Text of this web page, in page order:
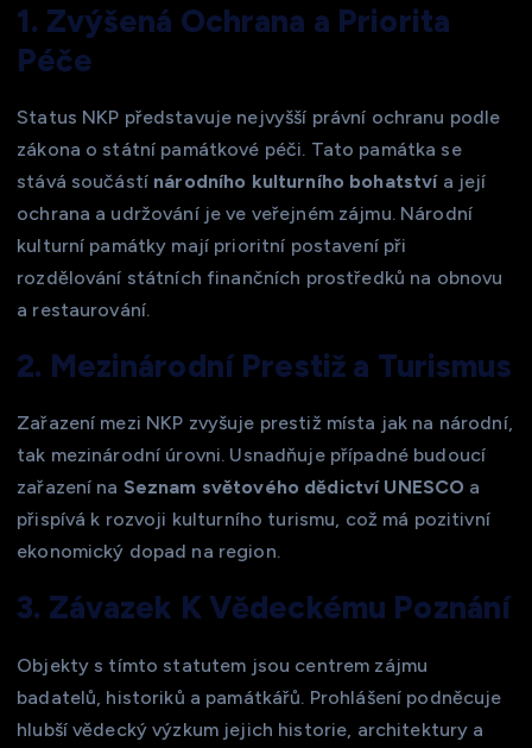
1. Zvýšená Ochrana a Priorita
Péče
Status NKP představuje nejvyšší právní ochranu podle
zákona o státní památkové péči. Tato památka se
stává součástí národního kulturního bohatstvía její
ochrana a udržování je ve veřejném zájmu. Národní
kulturní památky mají prioritní postavení při
rozdělování státních finančních prostředků na obnovu
a restaurování.
2. Mezinárodní Prestiž a Turismus
Zařazení mezi NKP zvyšuje prestiž místa jak na národní,
tak mezinárodní úrovni. Usnadňuje případné budoucí
zařazení na Seznam světového dědictví UNESCO a
přispívá k rozvoji kulturního turismu, což má pozitivní
ekonomický dopad na region.
3. Závazek K Vědeckému Poznání
Objekty s tímto statutem jsou centrem zájmu
badatelů, historiků a památkářů. Prohlášení podněcuje
hlubší vědecký výzkum jejich historie, architektury a